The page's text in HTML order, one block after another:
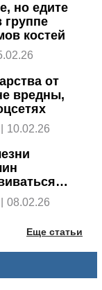
но едите
костей
от
вредны,
| 10.02.26
| 08.02.26
Еще статьи